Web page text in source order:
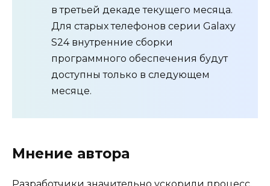
в третьей декаде текущего месяца.
Для старых телефонов серии Galaxy
S24 внутренние сборки
программного обеспечения будут
доступны только в следующем
месяце.
Мнение автора